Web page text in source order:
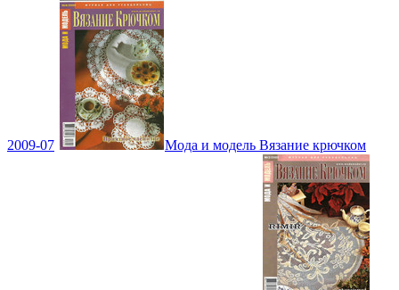
2009-07 Мода и модель Вязание крючком